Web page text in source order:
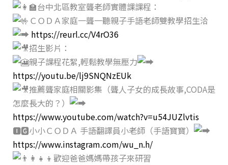
台中北區教室聾老師實體課課程：
ＣＯＤＡ家庭一聾一聽親子手語老師雙教學招生洽
https://reurl.cc/V4rO36
招生影片：
親子課程花絮,輕鬆教學無壓力
https://youtu.be/lj9SNQNzEUk
推薦聾家庭相關影集（聾人子女的成長故事,CODA是
怎麼長大的？）
https://www.youtube.com/watch?v=u54JUZlvtis
🅸🅶小小ＣＯＤＡ 手語翻譯員小老師（手語寶寶）
https://www.instagram.com/wu_n.h/
歡迎爸爸媽媽帶孩子來研習